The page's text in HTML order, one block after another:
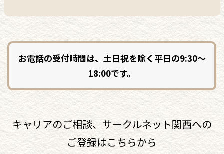
お電話の受付時間は、土日祝を除く平日の9:30〜
18:00です。
キャリアのご相談、サークルネット関西への
ご登録はこちらから